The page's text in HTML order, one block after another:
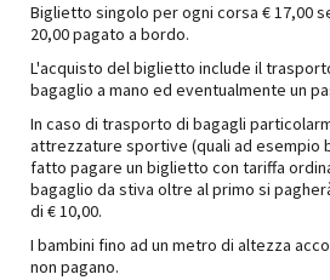
Biglietto singolo per ogni corsa € 17,00
20,00 pagato a bordo.
L'acquisto del biglietto include il
bagaglio a mano ed eventualmente un
In caso di trasporto di bagagli
attrezzature sportive (quali ad esempio
fatto pagare un biglietto con tariffa
bagaglio da stiva oltre al primo si
di € 10,00.
I bambini fino ad un metro di altezza
non pagano.